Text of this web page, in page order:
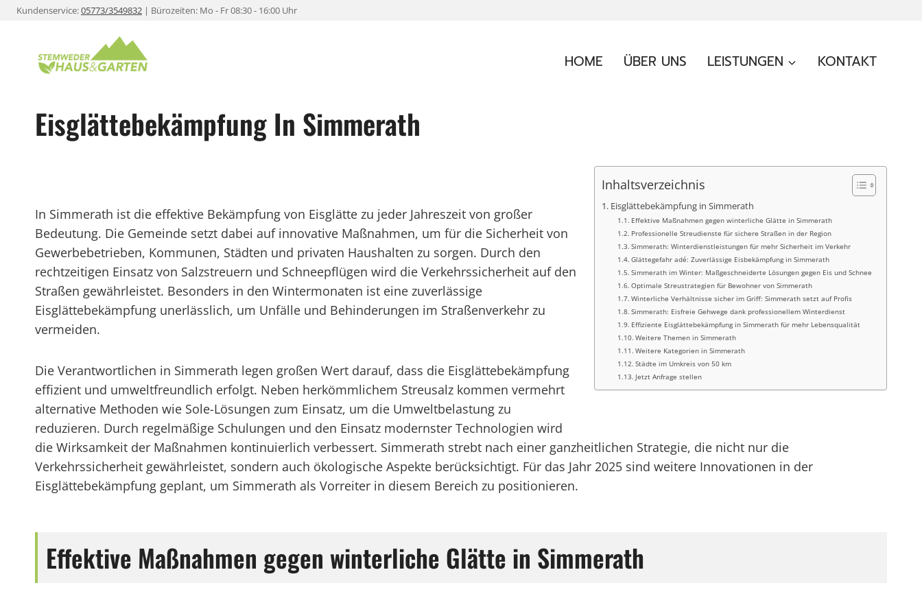
ZumKundenservice:05773/3549832 | Bürozeiten: Mo - Fr 08:30 - 16:00 Uhr
HOME ÜBER UNS LEISTUNGEN KONTAKT
Eisglättebekämpfung In Simmerath
Inhaltsverzeichnis
Eisglättebekämpfung in Simmerath
Effektive Maßnahmen gegen winterliche Glätte in Simmerath
Professionelle Streudienste für sichere Straßen in der Region
Simmerath: Winterdienstleistungen für mehr Sicherheit im Verkehr
Glättegefahr adé: Zuverlässige Eisbekämpfung in Simmerath
Simmerath im Winter: Maßgeschneiderte Lösungen gegen Eis und Schnee
Optimale Streustrategien für Bewohner von Simmerath
Winterliche Verhältnisse sicher im Griff: Simmerath setzt auf Profis
Simmerath: Eisfreie Gehwege dank professionellem Winterdienst
Effiziente Eisglättebekämpfung in Simmerath für mehr Lebensqualität
Weitere Themen in Simmerath
Weitere Kategorien in Simmerath
Städte im Umkreis von 50 km
Jetzt Anfrage stellen
In Simmerath ist die effektive Bekämpfung von Eisglätte zu jeder Jahreszeit von großer
Bedeutung. Die Gemeinde setzt dabei auf innovative Maßnahmen, um für die Sicherheit von
Gewerbebetrieben, Kommunen, Städten und privaten Haushalten zu sorgen. Durch den
rechtzeitigen Einsatz von Salzstreuern und Schneepflügen wird die Verkehrssicherheit auf den
Straßen gewährleistet. Besonders in den Wintermonaten ist eine zuverlässige
Eisglättebekämpfung unerlässlich, um Unfälle und Behinderungen im Straßenverkehr zu
vermeiden.
Die Verantwortlichen in Simmerath legen großen Wert darauf, dass die Eisglättebekämpfung
effizient und umweltfreundlich erfolgt. Neben herkömmlichem Streusalz kommen vermehrt
alternative Methoden wie Sole-Lösungen zum Einsatz, um die Umweltbelastung zu
reduzieren. Durch regelmäßige Schulungen und den Einsatz modernster Technologien wird
die Wirksamkeit der Maßnahmen kontinuierlich verbessert. Simmerath strebt nach einer ganzheitlichen Strategie, die nicht nur die
Verkehrssicherheit gewährleistet, sondern auch ökologische Aspekte berücksichtigt. Für das Jahr 2025 sind weitere Innovationen in der
Eisglättebekämpfung geplant, um Simmerath als Vorreiter in diesem Bereich zu positionieren.
Effektive Maßnahmen gegen winterliche Glätte in Simmerath